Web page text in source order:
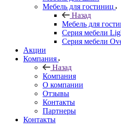
Мебель для гостиниц
Назад
Мебель для
Серия мебели
Серия мебели
Акции
Компания
Назад
Компания
О компании
Отзывы
Контакты
Партнеры
Контакты